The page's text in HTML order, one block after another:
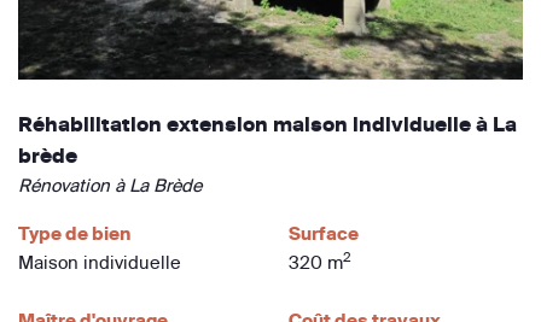
Réhabilitation extension maison individuelle à La
brède
Rénovation à La Brède
Type de bien
Maison individuelle
Surface
320 m2